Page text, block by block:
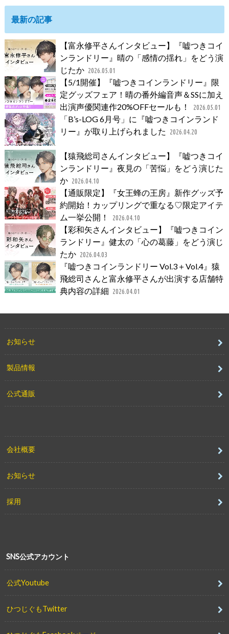
最新の記事
【富永修平さんインタビュー】『嘘つきコイ
ンランドリー』晴の「感情の揺れ」をどう演
じたか 2026.05.01
【5/1開催】『嘘つきコインランドリー』限
定グッズフェア！晴の番外編音声＆SSに加え
出演声優関連作20%OFFセールも！
2026.05.01
「B’s-LOG 6月号」に『嘘つきコインランド
リー』が取り上げられました
2026.04.20
【猿飛総司さんインタビュー】『嘘つきコイ
ンランドリー』夜見の「苦悩」をどう演じた
か 2026.04.10
【通販限定】『女王蜂の王房』新作グッズ予
約開始！カップリングで重なる♡限定アイテ
ム一挙公開！
2026.04.10
【彩和矢さんインタビュー】『嘘つきコイン
ランドリー』健太の「心の葛藤」をどう演じ
たか 2026.04.03
『嘘つきコインランドリー Vol.3＋Vol.4』猿
飛総司さんと富永修平さんが出演する店舗特
典内容の詳細 2026.04.01
お知らせ
製品情報
公式通販
会社概要
お知らせ
採用
SNS公式アカウント
公式Youtube
ひつじぐもTwitter